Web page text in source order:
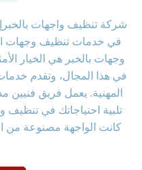
شركة تنظيف واجهات
في خدمات تنظيف وجهات
وجهات بالخبر هي الخيار
في هذا المجال، وتقدم خدمات
المهنية. يعمل فريق فنيين
تلبية احتياجاتك في تنظيف
كانت الواجهة مصنوعة من